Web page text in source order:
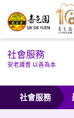
社會服務
安老護耆 以善為本
社會服務